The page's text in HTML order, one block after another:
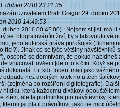
duben 2010 23:21:35
użivatelem Bratr Gregor 29. duben
2010 14:49:53
duben 2010 00:45:00) : Nejsem si jist, má-
se fotografováním živí, by s takovouto
jeho autorská práva porušuješ
říci?). Jinak co se týče většiny
osobně se domnívám, že pokud
vnucovat, ovšem jde o to s čím. Když se
dokonalá. I ti, kdo focení mají jako
odpadu než dobrých fotek no a těch
(zejména po rozšíření digifotografie).
hlídku, která každému divákovi
zlém, ale ta podmínka pro návštěvníky,
kterou jsi platil právníkovi, jako ne moc